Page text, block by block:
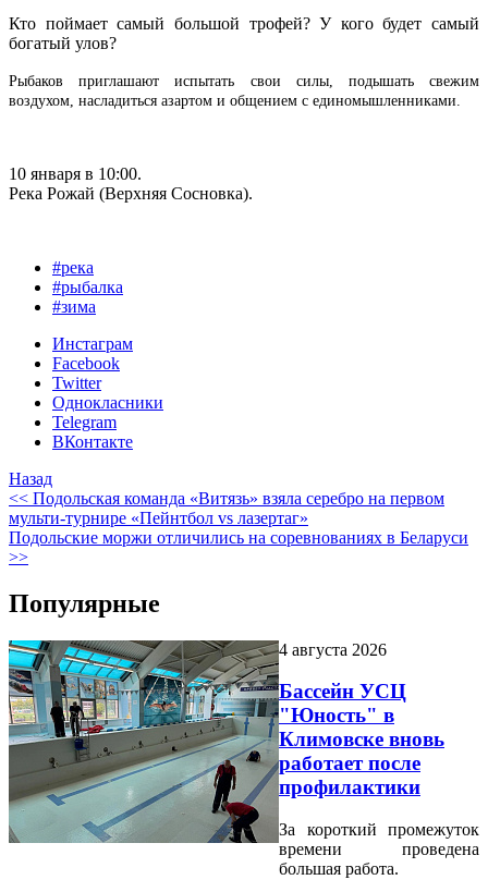
Кто поймает самый большой трофей? У кого будет самый
богатый улов?
Рыбаков приглашают испытать свои силы, подышать свежим
воздухом, насладиться азартом и общением с единомышленниками.
10 января в 10:00.
Река Рожай (Верхняя Сосновка).
#река
#рыбалка
#зима
Инстаграм
Facebook
Twitter
Однокласники
Telegram
ВКонтакте
Назад
<< Подольская команда «Витязь» взяла серебро на первом
мульти-турнире «Пейнтбол vs лазертаг»
Подольские моржи отличились на соревнованиях в Беларуси
>>
Популярные
4 августа 2026
Бассейн УСЦ
"Юность" в
Климовске вновь
работает после
профилактики
За короткий промежуток
времени проведена
большая работа.